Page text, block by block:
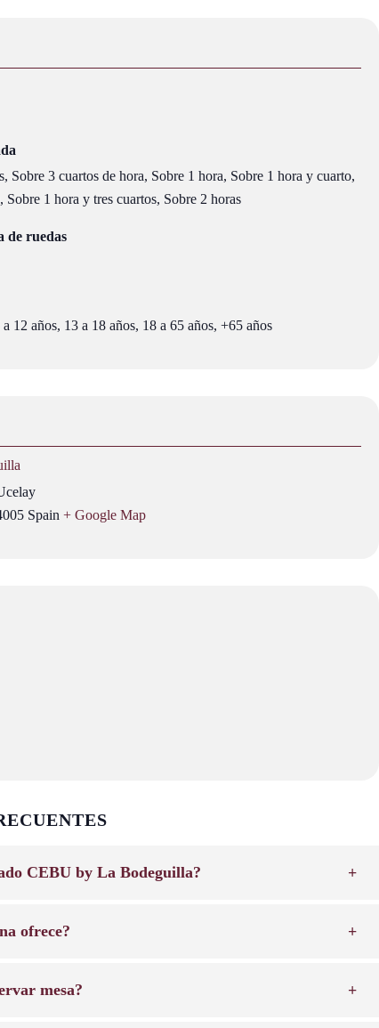
Sobre 3 cuartos de hora, Sobre 1 hora, Sobre 1 hora y cuarto,
Sobre 1 hora y tres cuartos, Sobre 2 horas
de ruedas
12 años, 13 a 18 años, 18 a 65 años, +65 años
Spain + Google Map
CEBU by La Bodeguilla?
ofrece?
mesa?